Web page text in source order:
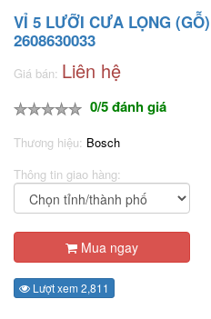
VỈ 5 LƯỠI CƯA LỌNG
2608630033
Giá bán: Liên hệ
0/5 đánh giá
Thương hiệu: Bosch
Thông tin giao hàng:
Mua ngay
Lượt xem 2,811